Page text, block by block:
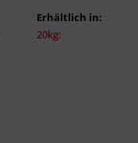
Erhältlich in:
20kg: